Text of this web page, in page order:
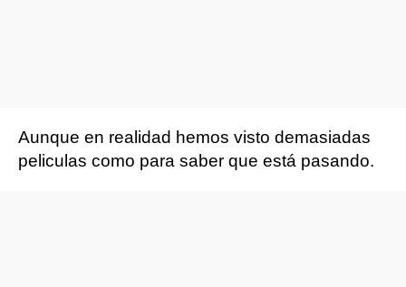
Aunque en realidad hemos visto demasiadas
peliculas como para saber que está pasando.